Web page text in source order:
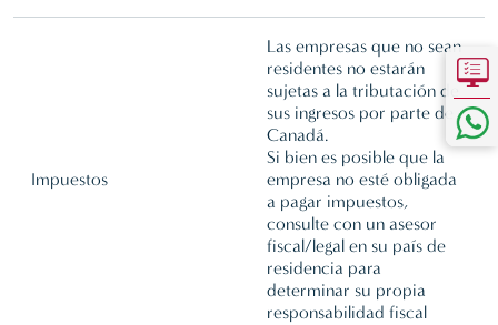
Impuestos
Las empresas que no sean
residentes no estarán
sujetas a la tributación de
sus ingresos por parte de
Canadá.
Si bien es posible que la
empresa no esté obligada
a pagar impuestos,
consulte con un asesor
fiscal/legal en su país de
residencia para
determinar su propia
responsabilidad fiscal